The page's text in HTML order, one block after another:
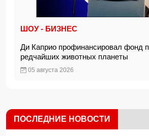
ШОУ - БИЗНЕС
Ди Каприо профинансировал фонд
редчайших животных планеты
05 августа 2026
ПОСЛЕДНИЕ НОВОСТИ